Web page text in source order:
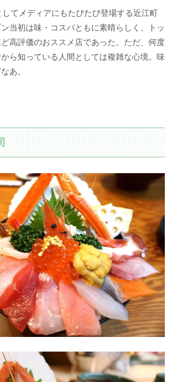
てメディアにもたびたび登場する近江町
当初は味・コスパともに素晴らしく、トッ
高評価のおススメ店であった。ただ、何度
ら知っている人間としては複雑な心境。味
あ。